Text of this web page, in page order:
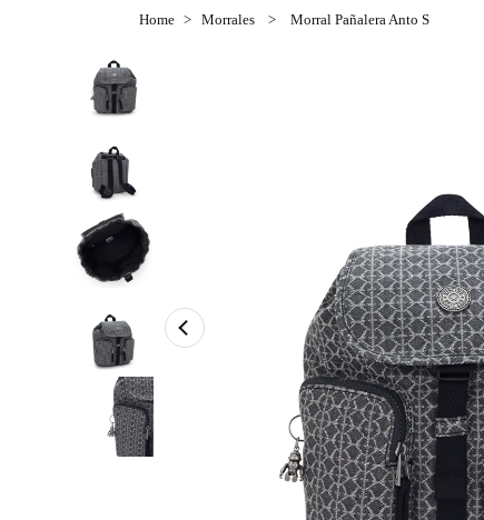
Morrales Morral Pañalera Anto S